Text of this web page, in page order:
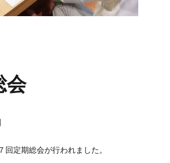
会
定期総会が行われました。